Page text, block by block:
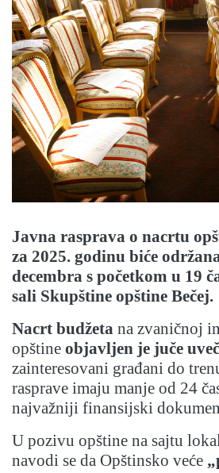
Javna rasprava o nacrtu
za 2025. godinu biće
decembra s početkom u 19
sali Skupštine opštine Bečej.
Nacrt budžeta na zvaničnoj
opštine objavljen je juče
zainteresovani građani do
rasprave imaju manje od 24
najvažniji finansijski
U pozivu opštine na sajtu
navodi se da Opštinsko veće